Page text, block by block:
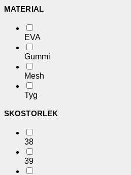
MATERIAL
EVA
Gummi
Mesh
Tyg
SKOSTORLEK
38
39